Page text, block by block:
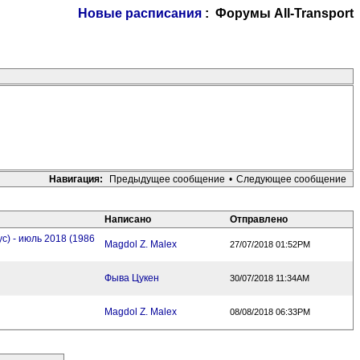
Новые расписания : Форумы All-Transport
Навигация: Предыдущее сообщение • Следующее сообщение
Написано
Отправлено
- июль 2018 (1986
Magdol Z. Malex 27/07/2018 01:52PM
Фыва Цукен 30/07/2018 11:34AM
Magdol Z. Malex 08/08/2018 06:33PM